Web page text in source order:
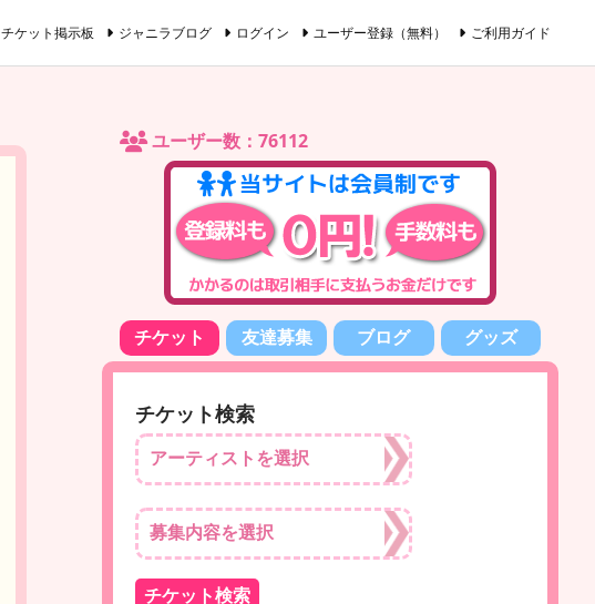
チケット掲示板 ジャニラブログ ログイン ユーザー登録（無料） ご利用ガイド
ユーザー数：76112
チケット 友達募集 ブログ グッズ
チケット検索